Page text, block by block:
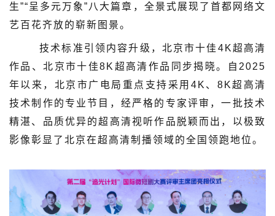
生”“呈多元万象”八大篇章，全景式展现了首都网络文
艺百花齐放的崭新图景。
技术标准引领内容升级，北京市十佳4K超高清
作品、北京市十佳8K超高清作品同步揭晓。自2025
年以来，北京市广电局重点支持采用4K、8K超高清
技术制作的专业节目，经严格的专家评审，一批技术
精湛、品质优异的超高清视听作品脱颖而出，以极致
影像彰显了北京在超高清制播领域的全国领跑地位。